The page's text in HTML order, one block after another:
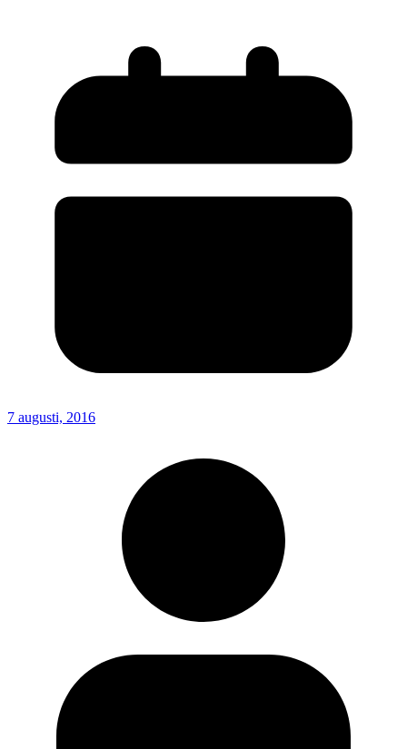
7 augusti, 2016